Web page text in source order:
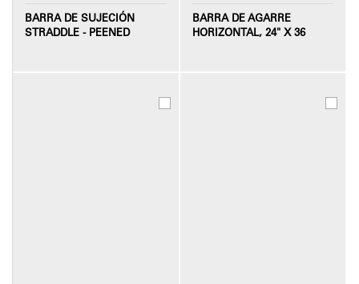
BARRA DE SUJECIÓN
STRADDLE - PEENED
BARRA DE AGARRE
HORIZONTAL, 24" X 36